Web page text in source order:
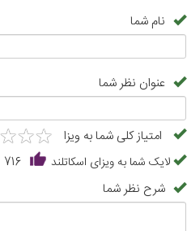
نام شما
عنوان نظر شما
امتیاز کلی شما به ویزا ★★★
★★★
لایک شما به ویزای اسکاتلند 716
شرح نظر شما